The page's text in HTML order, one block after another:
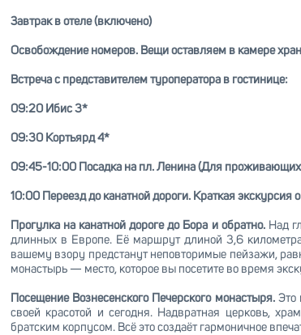
Завтрак в отеле (включено)
Освобождение номеров. Вещи оставляем в камере
Встреча с представителем туроператора в гостинице:
09:20 Ибис 3*
09:30 Кортьярд 4*
09:45-10:00 Посадка на пл. Ленина (Для проживающих
10:00 Переезд до канатной дороги. Краткая экскурсия
Прогулка на канатной дороге до Бора и обратно. Над
длинных в Европе. Её маршрут длиной 3,6
вашему взору предстанут неповторимые пейзажи,
монастырь — место, которое вы посетите во время
Посещение Вознесенского Печерского монастыря. Это
своей красотой и сегодня. Надвратная церковь,
братским корпусом. Всё это создаёт гармоничное